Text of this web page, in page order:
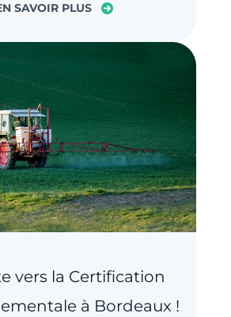
SAVOIR PLUS
vers la Certification
à Bordeaux !